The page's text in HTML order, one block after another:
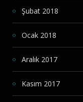
Şubat 2018
Ocak 2018
Aralık 2017
Kasım 2017